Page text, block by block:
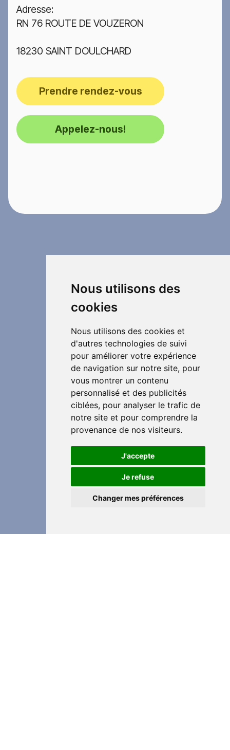
Nous utilisons des
cookies
Nous utilisons des cookies et
d'autres technologies de suivi
pour améliorer votre expérience
de navigation sur notre site, pour
vous montrer un contenu
personnalisé et des publicités
ciblées, pour analyser le trafic de
notre site et pour comprendre la
provenance de nos visiteurs.
J'accepte
Je refuse
Changer mes préférences
Adresse:
RN 76 ROUTE DE VOUZERON
18230 SAINT DOULCHARD
Prendre rendez-vous
Appelez-nous!